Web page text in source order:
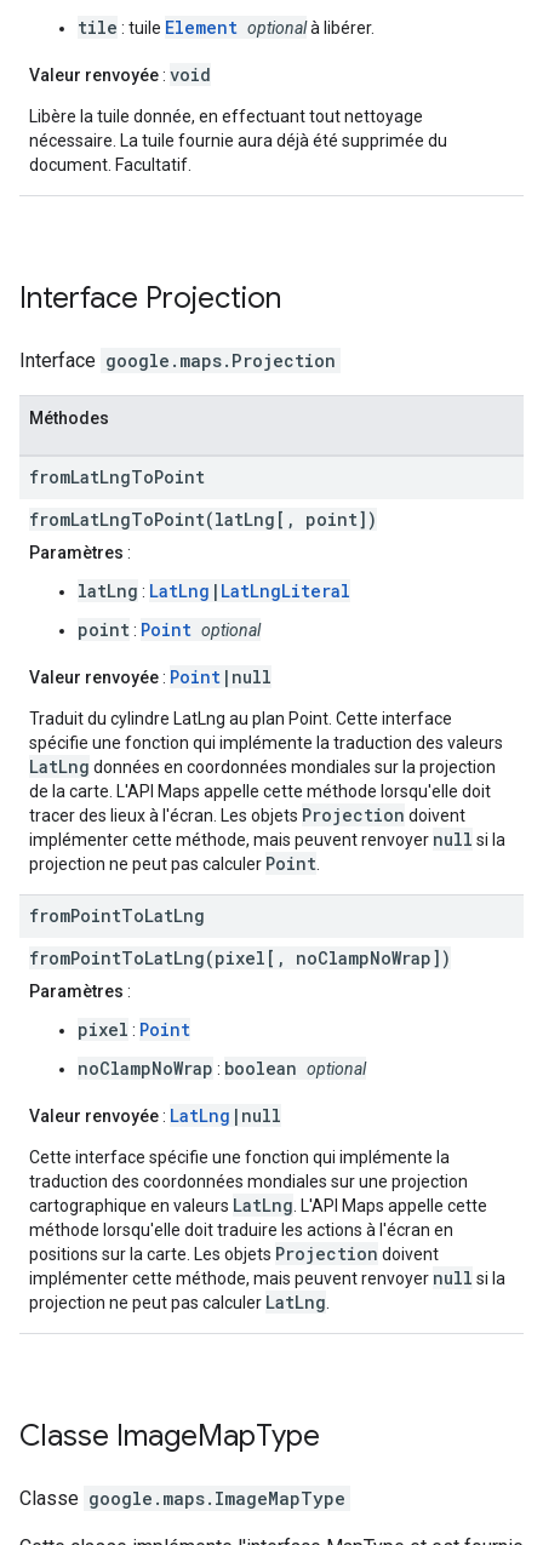
tile : tuile Element optionalà libérer.
Valeur renvoyée: void
Libère la tuile donnée, en effectuant tout nettoyage
nécessaire. La tuile fournie aura déjà été supprimée du
document. Facultatif.
Interface Projection
Interface google.maps. Projection
Méthodes
fromLatLngToPoint
fromLatLngToPoint(latLng[, point])
Paramètres :
latLng : LatLng | LatLngLiteral
point: Point optional
Valeur renvoyée: Point |null
Traduit du cylindre LatLng au plan Point. Cette interface
spécifie une fonction qui implémente la traduction des valeurs
LatLng données en coordonnées mondiales sur la projection
de la carte. L'API Maps appelle cette méthode lorsqu'elle doit
tracer des lieux à l'écran. Les objets Projection doivent
implémenter cette méthode, mais peuvent renvoyer null si la
projection ne peut pas calculer Point
fromPointToLatLng
fromPointToLatLng(pixel[, noClampNoWrap])
Paramètres :
pixel : Point
noClampNoWrap : boolean optional
Valeur renvoyée: LatLng |null
Cette interface spécifie une fonction qui implémente la
traduction des coordonnées mondiales sur une projection
cartographique en valeurs LatLng . L'API Maps appelle cette
méthode lorsqu'elle doit traduire les actions à l'écran en
positions sur la carte. Les objets Projection doivent
implémenter cette méthode, mais peuvent renvoyer null si la
projection ne peut pas calculer LatLng
Classe ImageMapType
Classe google.maps. ImageMapType